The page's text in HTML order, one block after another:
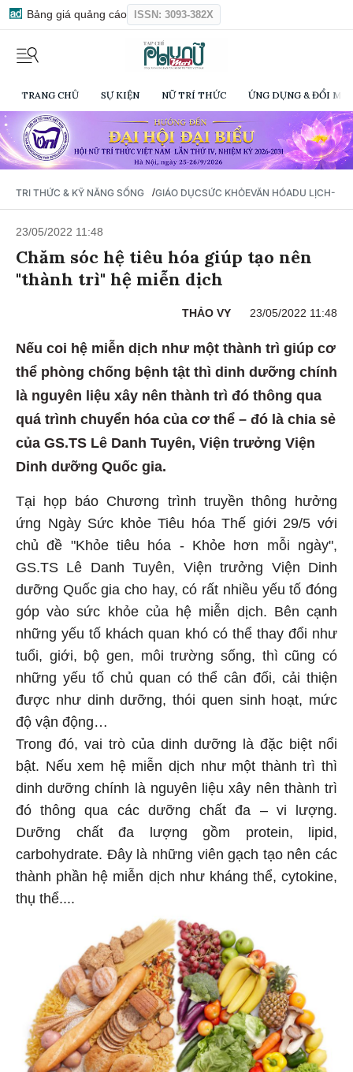
Bảng giá quảng cáo ISSN: 3093-382X
TRANG CHỦ SỰ KIỆN NỮ TRÍ THỨC ỨNG DỤNG & ĐỔI
TRI THỨC & KỸ NĂNG SỐNG /GIÁO DỤCSỨC KHỎEVĂN HÓADU LỊCH-
23/05/2022 11:48
Chăm sóc hệ tiêu hóa giúp tạo nên
"thành trì" hệ miễn dịch
THẢO VY 23/05/2022 11:48
Nếu coi hệ miễn dịch như một thành trì giúp cơ
thể phòng chống bệnh tật thì dinh dưỡng chính
là nguyên liệu xây nên thành trì đó thông qua
quá trình chuyển hóa của cơ thể – đó là chia sẻ
của GS.TS Lê Danh Tuyên, Viện trưởng Viện
Dinh dưỡng Quốc gia.
Tại họp báo Chương trình truyền thông hưởng
ứng Ngày Sức khỏe Tiêu hóa Thế giới 29/5 với
chủ đề "Khỏe tiêu hóa - Khỏe hơn mỗi ngày",
GS.TS Lê Danh Tuyên, Viện trưởng Viện Dinh
dưỡng Quốc gia cho hay, có rất nhiều yếu tố đóng
góp vào sức khỏe của hệ miễn dịch. Bên cạnh
những yếu tố khách quan khó có thể thay đổi như
tuổi, giới, bộ gen, môi trường sống, thì cũng có
những yếu tố chủ quan có thể cân đối, cải thiện
được như dinh dưỡng, thói quen sinh hoạt, mức
độ vận động…
Trong đó, vai trò của dinh dưỡng là đặc biệt nổi
bật. Nếu xem hệ miễn dịch như một thành trì thì
dinh dưỡng chính là nguyên liệu xây nên thành trì
đó thông qua các dưỡng chất đa – vi lượng.
Dưỡng chất đa lượng gồm protein, lipid,
carbohydrate. Đây là những viên gạch tạo nên các
thành phần hệ miễn dịch như kháng thể, cytokine,
thụ thể....